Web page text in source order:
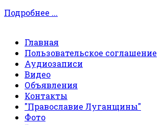
Подробнее ...
Главная
Пользовательское соглашение
Аудиозаписи
Видео
Объявления
Контакты
"Православие Луганщины"
Фото